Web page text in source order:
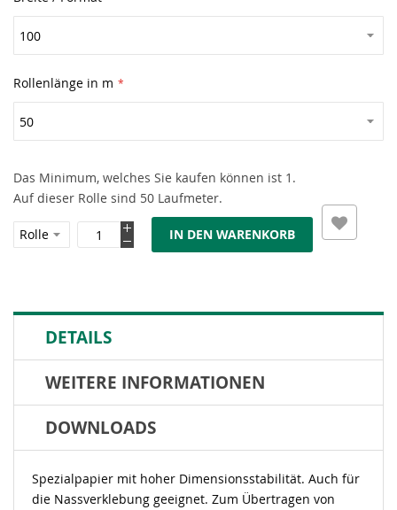
Rollenlänge in m
Das Minimum, welches Sie kaufen können ist 1.
Auf dieser Rolle sind 50 Laufmeter.
IN DEN WARENKORB
DETAILS
WEITERE INFORMATIONEN
DOWNLOADS
Spezialpapier mit hoher Dimensionsstabilität. Auch für
die Nassverklebung geeignet. Zum Übertragen von